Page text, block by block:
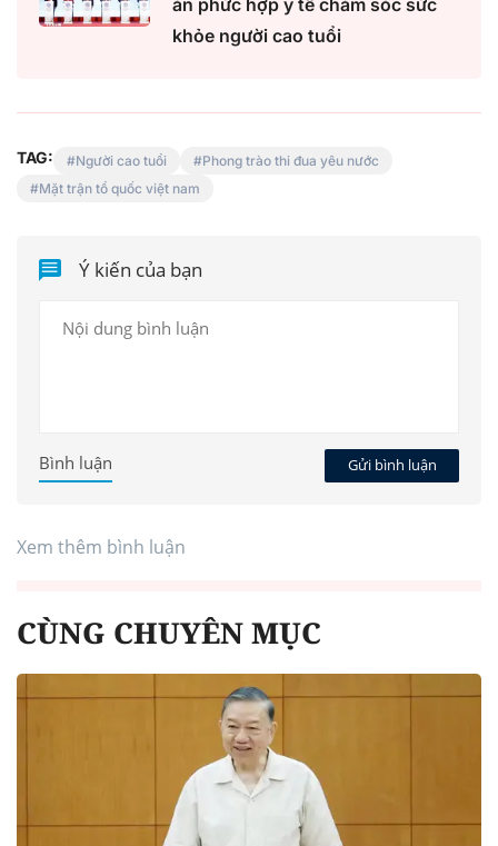
khỏe người cao tuổi
TAG: Người cao tuổi
Phong trào thi đua yêu nước
Mặt trận tổ quốc việt nam
Ý kiến của bạn
Gửi bình luận
Bình luận
Xem thêm bình luận
CÙNG CHUYÊN MỤC